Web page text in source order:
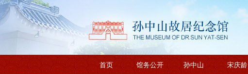
首页 馆务公开 孙中山 宋庆龄